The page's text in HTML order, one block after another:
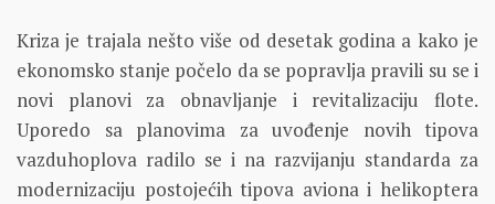
Kriza je trajala nešto više od desetak godina a kako je
ekonomsko stanje počelo da se popravlja pravili su se i
novi planovi za obnavljanje i revitalizaciju flote.
Uporedo sa planovima za uvođenje novih tipova
vazduhoplova radilo se i na razvijanju standarda za
modernizaciju postojećih tipova aviona i helikoptera